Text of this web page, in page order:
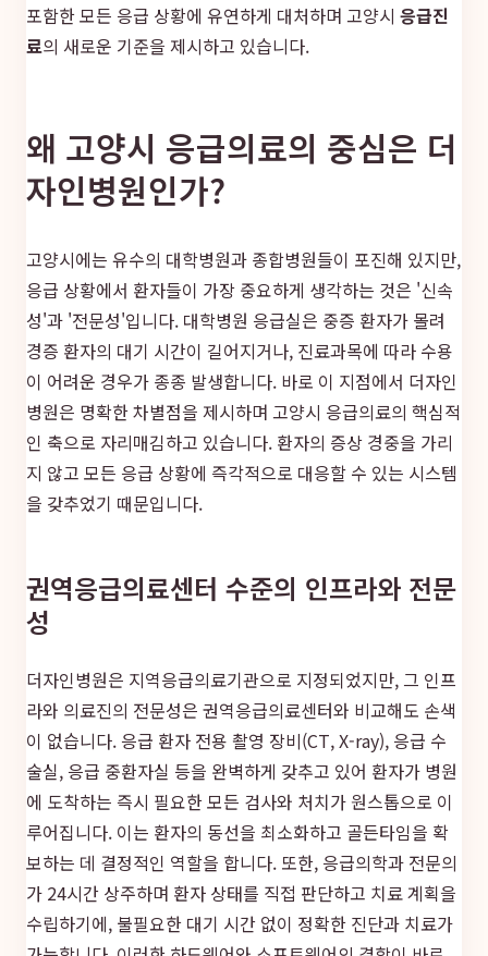
포함한 모든 응급 상황에 유연하게 대처하며 고양시 응급진
료의 새로운 기준을 제시하고 있습니다.
왜 고양시 응급의료의 중심은 더
자인병원인가?
고양시에는 유수의 대학병원과 종합병원들이 포진해 있지만,
응급 상황에서 환자들이 가장 중요하게 생각하는 것은 '신속
성'과 '전문성'입니다. 대학병원 응급실은 중증 환자가 몰려
경증 환자의 대기 시간이 길어지거나, 진료과목에 따라 수용
이 어려운 경우가 종종 발생합니다. 바로 이 지점에서 더자인
병원은 명확한 차별점을 제시하며 고양시 응급의료의 핵심적
인 축으로 자리매김하고 있습니다. 환자의 증상 경중을 가리
지 않고 모든 응급 상황에 즉각적으로 대응할 수 있는 시스템
을 갖추었기 때문입니다.
권역응급의료센터 수준의 인프라와 전문
성
더자인병원은 지역응급의료기관으로 지정되었지만, 그 인프
라와 의료진의 전문성은 권역응급의료센터와 비교해도 손색
이 없습니다. 응급 환자 전용 촬영 장비(CT, X-ray), 응급 수
술실, 응급 중환자실 등을 완벽하게 갖추고 있어 환자가 병원
에 도착하는 즉시 필요한 모든 검사와 처치가 원스톱으로 이
루어집니다. 이는 환자의 동선을 최소화하고 골든타임을 확
보하는 데 결정적인 역할을 합니다. 또한, 응급의학과 전문의
가 24시간 상주하며 환자 상태를 직접 판단하고 치료 계획을
수립하기에, 불필요한 대기 시간 없이 정확한 진단과 치료가